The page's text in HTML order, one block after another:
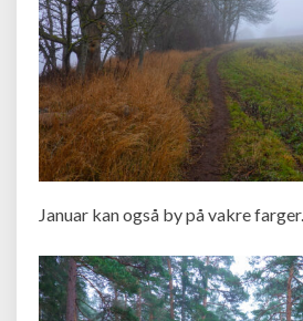
Januar kan også by på vakre farger.